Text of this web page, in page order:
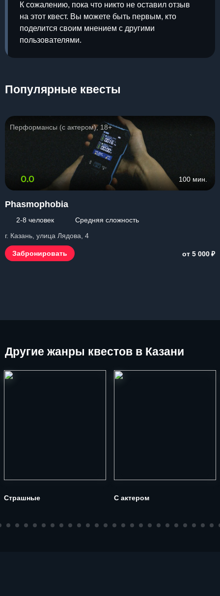
К сожалению, пока что никто не оставил отзыв
на этот квест. Вы можете быть первым, кто
поделится своим мнением с другими
пользователями.
Популярные квесты
Перформансы (с актером), 18+
0.0 100 мин.
Phasmophobia
2-8 человек
Средняя сложность
г. Казань, улица Лядова, 4
Забронировать от 5 000₽
Другие жанры квестов в Казани
Страшные С актером